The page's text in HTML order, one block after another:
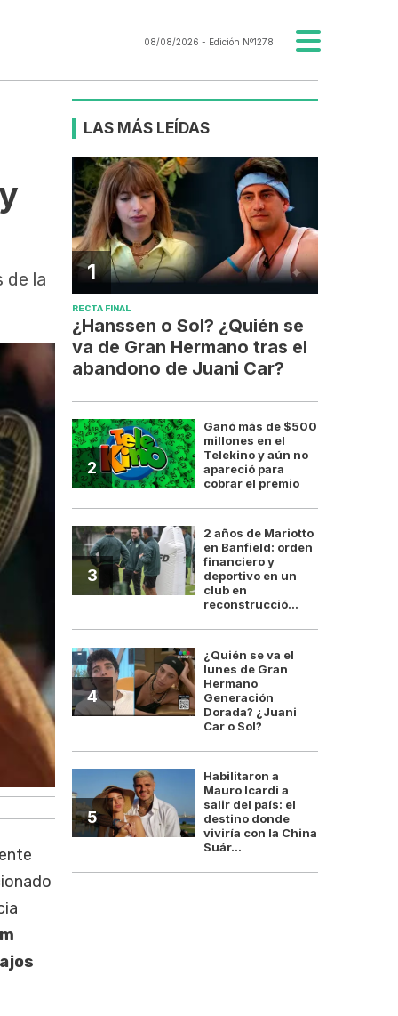
08/08/2026 - Edición Nº1278
de la
LAS MÁS LEÍDAS
1
RECTA FINAL
¿Hanssen o Sol? ¿Quién se
va de Gran Hermano tras el
abandono de Juani Car?
2
Ganó más de $500
millones en el
Telekino y aún no
apareció para
cobrar el premio
3
2 años de Mariotto
en Banfield: orden
financiero y
deportivo en un
club en
reconstrucció...
4
¿Quién se va el
lunes de Gran
Hermano
Generación
Dorada? ¿Juani
Car o Sol?
5
Habilitaron a
Mauro Icardi a
salir del país: el
destino donde
viviría con la China
Suár...